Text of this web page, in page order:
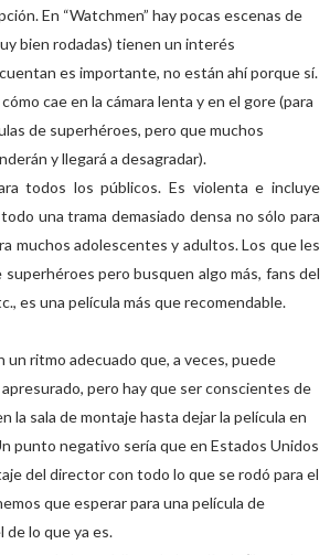
En “Watchmen” hay pocas escenas de
bien rodadas) tienen un interés
es importante, no están ahí porque sí.
cae en la cámara lenta y en el gore (para
de superhéroes, pero que muchos
y llegará a desagradar).
todos los públicos. Es violenta e incluye
una trama demasiado densa no sólo para
muchos adolescentes y adultos. Los que les
pero busquen algo más, fans del
es una película más que recomendable.
un ritmo adecuado que, a veces, puede
pero hay que ser conscientes de
la sala de montaje hasta dejar la película en
punto negativo sería que en Estados Unidos
del director con todo lo que se rodó para el
que esperar para una película de
de lo que ya es.